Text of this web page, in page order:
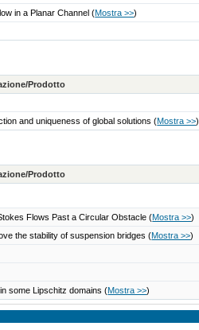
in a Planar Channel(Mostra >>)
Prodotto
and uniqueness of global solutions(Mostra >>)
Prodotto
Flows Past a Circular Obstacle(Mostra >>)
the stability of suspension bridges(Mostra >>)
some Lipschitz domains(Mostra >>)